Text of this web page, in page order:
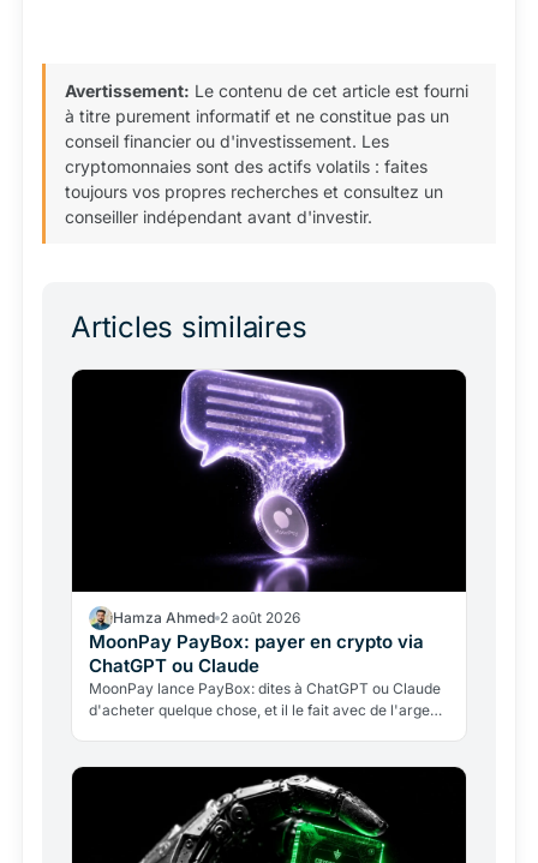
Avertissement: Le contenu de cet article est fourni
à titre purement informatif et ne constitue pas un
conseil financier ou d'investissement. Les
cryptomonnaies sont des actifs volatils : faites
toujours vos propres recherches et consultez un
conseiller indépendant avant d'investir.
Articles similaires
Hamza Ahmed 2 août 2026
MoonPay PayBox: payer en crypto via
ChatGPT ou Claude
MoonPay lance PayBox: dites à ChatGPT ou Claude
d'acheter quelque chose, et il le fait avec de l'argent